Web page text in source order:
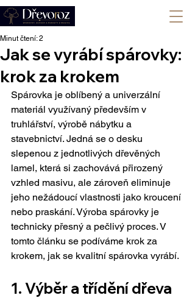
Jak se vyrábí spárovky:
krok za krokem
Minut čtení: 2
Spárovka je oblíbený a univerzální
materiál využívaný především v
truhlářství, výrobě nábytku a
stavebnictví. Jedná se o desku
slepenou z jednotlivých dřevěných
lamel, která si zachovává přirozený
vzhled masivu, ale zároveň eliminuje
jeho nežádoucí vlastnosti jako kroucení
nebo praskání. Výroba spárovky je
technicky přesný a pečlivý proces. V
tomto článku se podíváme krok za
krokem, jak se kvalitní spárovka vyrábí.
1. Výběr a třídění dřeva